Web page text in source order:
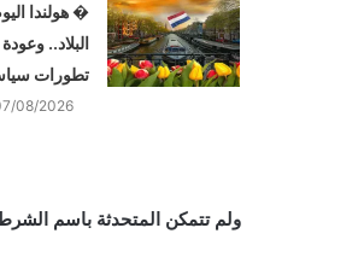
� هولندا
البلاد..
تطورات
08/2026
ولم تتمكن المتحدثة باسم